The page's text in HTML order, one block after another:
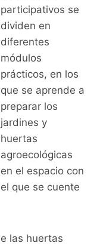
participativos se
dividen en
diferentes
módulos
prácticos, en los
que se aprende a
preparar los
jardines y
huertas
agroecológicas
en el espacio con
el que se cuente
las huertas